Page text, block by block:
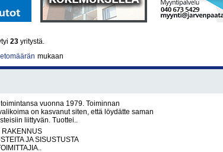
23 yritystä.
mukaan
vuonna 1979. Toiminnan
on kasvanut siten, että löydätte saman
liittyvän. Tuottei..
RAKENNUS
JA SISUSTUSTA